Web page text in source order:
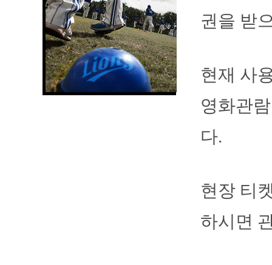
권을 받
현재 사
영화관
다.
현장 티
하시면